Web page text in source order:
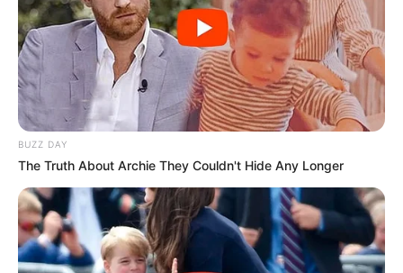
BUZZ DAY
The Truth About Archie They Couldn't Hide Any Longer